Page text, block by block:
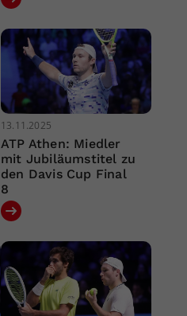
13.11.2025
ATP Athen: Miedler
mit Jubiläumstitel zu
den Davis Cup Final
8